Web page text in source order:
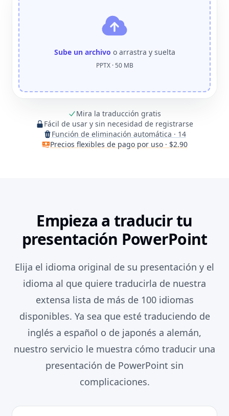
Sube un archivo o arrastra y suelta
PPTX · 50 MB
Mira la traducción gratis
Fácil de usar y sin necesidad de registrarse
Función de eliminación automática · 14
Precios flexibles de pago por uso · $2.90
Empieza a traducir tu
presentación PowerPoint
Elija el idioma original de su presentación y el
idioma al que quiere traducirla de nuestra
extensa lista de más de 100 idiomas
disponibles. Ya sea que esté traduciendo de
inglés a español o de japonés a alemán,
nuestro servicio le muestra cómo traducir una
presentación de PowerPoint sin
complicaciones.